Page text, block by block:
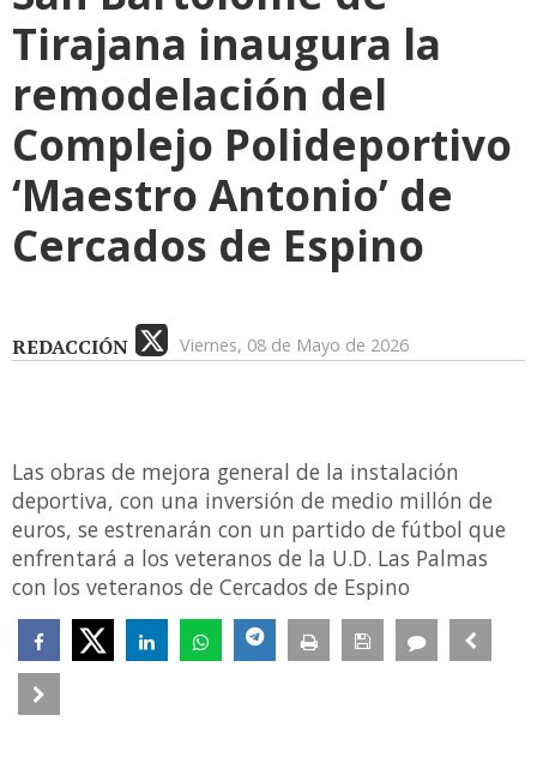
Tirajana inaugura la
remodelación del
Complejo Polideportivo
‘Maestro Antonio’ de
Cercados de Espino
REDACCIÓN Viernes, 08 de Mayo de 2026
Las obras de mejora general de la instalación
deportiva, con una inversión de medio millón de
euros, se estrenarán con un partido de fútbol que
enfrentará a los veteranos de la U.D. Las Palmas
con los veteranos de Cercados de Espino